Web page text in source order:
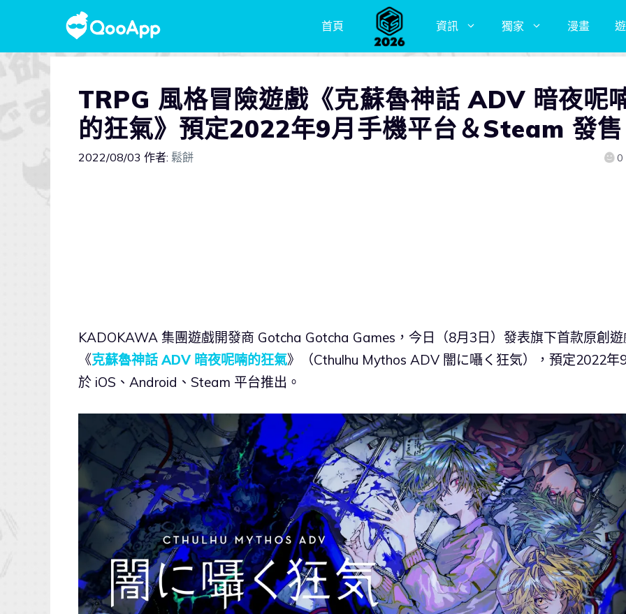
首頁 資訊 獨家 漫畫
TRPG 風格冒險遊戲《克蘇魯神話 ADV 暗夜呢
的狂氣》預定2022年9月手機平台＆Steam 發售
2022/08/03 作者: 鬆餅 0
KADOKAWA 集團遊戲開發商 Gotcha Gotcha Games，今日（8月3日）發表旗下首款原創
《克蘇魯神話 ADV 暗夜呢喃的狂氣》（Cthulhu Mythos ADV 闇に囁く狂気），預定2022年
於 iOS、Android、Steam 平台推出。